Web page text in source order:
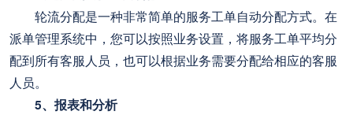
轮流分配是一种非常简单的服务工单自动分配方式。在
派单管理系统中，您可以按照业务设置，将服务工单平均分
配到所有客服人员，也可以根据业务需要分配给相应的客服
人员。
5、报表和分析